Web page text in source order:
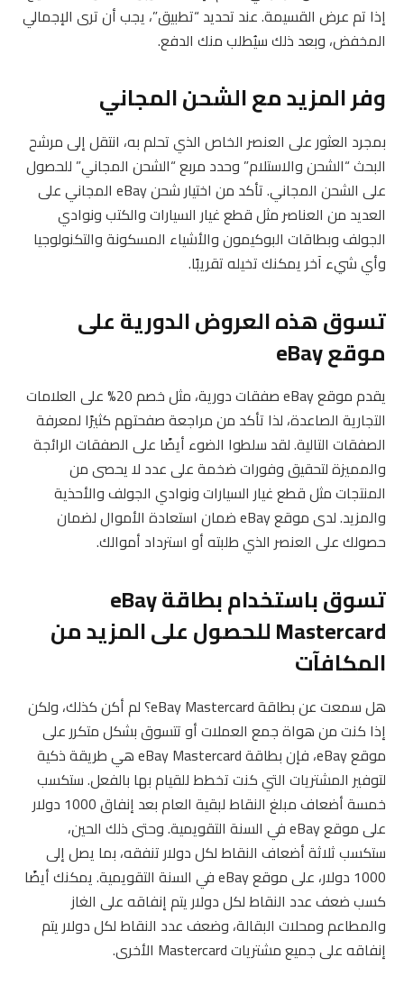
إذا تم عرض القسيمة. عند تحديد “تطبيق”، يجب أن ترى الإجمالي
المخفض، وبعد ذلك سيُطلب منك الدفع.
وفر المزيد مع الشحن المجاني
بمجرد العثور على العنصر الخاص الذي تحلم به، انتقل إلى مرشح
البحث “الشحن والاستلام” وحدد مربع “الشحن المجاني” للحصول
على الشحن المجاني. تأكد من اختيار شحن eBay المجاني على
العديد من العناصر مثل قطع غيار السيارات والكتب ونوادي
الجولف وبطاقات البوكيمون والأشياء المسكونة والتكنولوجيا
وأي شيء آخر يمكنك تخيله تقريبًا.
تسوق هذه العروض الدورية على
موقع eBay
يقدم موقع eBay صفقات دورية، مثل خصم 20% على العلامات
التجارية الصاعدة، لذا تأكد من مراجعة صفحتهم كثيرًا لمعرفة
الصفقات التالية. لقد سلطوا الضوء أيضًا على الصفقات الرائجة
والمميزة لتحقيق وفورات ضخمة على عدد لا يحصى من
المنتجات مثل قطع غيار السيارات ونوادي الجولف والأحذية
والمزيد. لدى موقع eBay ضمان استعادة الأموال لضمان
حصولك على العنصر الذي طلبته أو استرداد أموالك.
تسوق باستخدام بطاقة eBay
Mastercard للحصول على المزيد من
المكافآت
هل سمعت عن بطاقة eBay Mastercard؟ لم أكن كذلك، ولكن
إذا كنت من هواة جمع العملات أو تتسوق بشكل متكرر على
موقع eBay، فإن بطاقة eBay Mastercard هي طريقة ذكية
لتوفير المشتريات التي كنت تخطط للقيام بها بالفعل. ستكسب
خمسة أضعاف مبلغ النقاط لبقية العام بعد إنفاق 1000 دولار
على موقع eBay في السنة التقويمية. وحتى ذلك الحين،
ستكسب ثلاثة أضعاف النقاط لكل دولار تنفقه، بما يصل إلى
1000 دولار، على موقع eBay في السنة التقويمية. يمكنك أيضًا
كسب ضعف عدد النقاط لكل دولار يتم إنفاقه على الغاز
والمطاعم ومحلات البقالة، وضعف عدد النقاط لكل دولار يتم
إنفاقه على جميع مشتريات Mastercard الأخرى.